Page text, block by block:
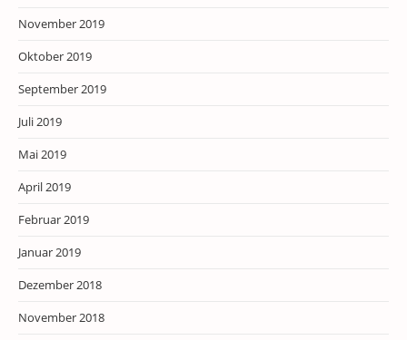
November 2019
Oktober 2019
September 2019
Juli 2019
Mai 2019
April 2019
Februar 2019
Januar 2019
Dezember 2018
November 2018